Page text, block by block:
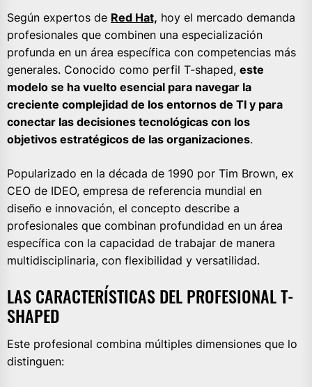
Según expertos de Red Hat, hoy el mercado demanda
profesionales que combinen una especialización
profunda en un área específica con competencias más
generales. Conocido como perfil T-shaped, este
modelo se ha vuelto esencial para navegar la
creciente complejidad de los entornos de TI y para
conectar las decisiones tecnológicas con los
objetivos estratégicos de las organizaciones.
Popularizado en la década de 1990 por Tim Brown, ex
CEO de IDEO, empresa de referencia mundial en
diseño e innovación, el concepto describe a
profesionales que combinan profundidad en un área
específica con la capacidad de trabajar de manera
multidisciplinaria, con flexibilidad y versatilidad.
LAS CARACTERÍSTICAS DEL PROFESIONAL T-
SHAPED
Este profesional combina múltiples dimensiones que lo
distinguen: